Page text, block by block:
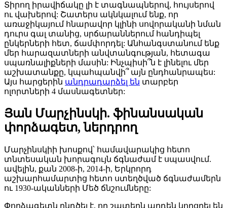
Տիրող իրավիճակը լի է տագնապներով, հույսերով
ու վախերով: Շատերս ակնկալում ենք, որ
առաջիկայում հնարավոր կլինի սովորականի նման
դուրս գալ տանից, սրճարաններում հանդիպել
ընկերների հետ, ճամփորդել: Անհանգստանում ենք
մեր հարազատների անվտանգության, հետագա
սպառնալիքների մասին: Ինչպիսի՞ն է լինելու մեր
աշխատանքը, կպահպանվի՞ այն ընդհանրապես:
Այս հարցերին անդրադարձել են տարբեր
ոլորտների 4 մասնագետներ:
Յան Մարչինսկի. ֆինանսական
փորձագետ, ներդրող
Մարչինսկիի խոսքով՝ համավարակից հետո
տնտեսական խորագույն ճգնաժամ է սպասվում.
ավելին, քան 2008-ի, 2014-ի, Երկրորդ
աշխարհամարտից հետո ստեղծված ճգնաժամերն
ու 1930-ականների Մեծ ճնշումները:
Փորձագետն ընդծել է, որ շատերն արդեն կորցրել են